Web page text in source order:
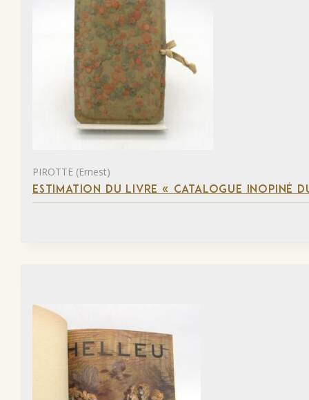
PIROTTE (Ernest)
ESTIMATION DU LIVRE « CATALOGUE INOPINÉ